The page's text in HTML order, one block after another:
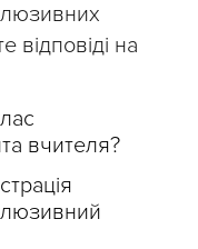
відповіді на
вчителя?